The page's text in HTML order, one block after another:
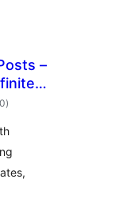
–
celkové
hodnocení
)